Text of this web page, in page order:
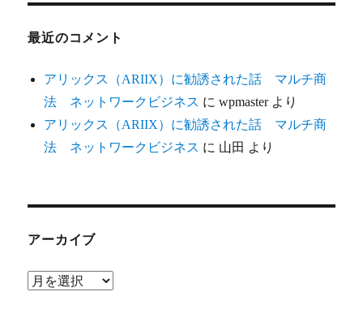
最近のコメント
アリックス（ARIIX）に勧誘された話 マルチ商
法 ネットワークビジネス にwpmasterより
アリックス（ARIIX）に勧誘された話 マルチ商
法 ネットワークビジネス に 山田 より
アーカイブ
ア